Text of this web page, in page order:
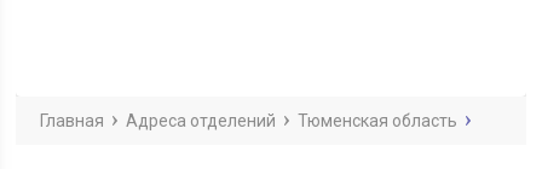
Главная Адреса отделений Тюменская область